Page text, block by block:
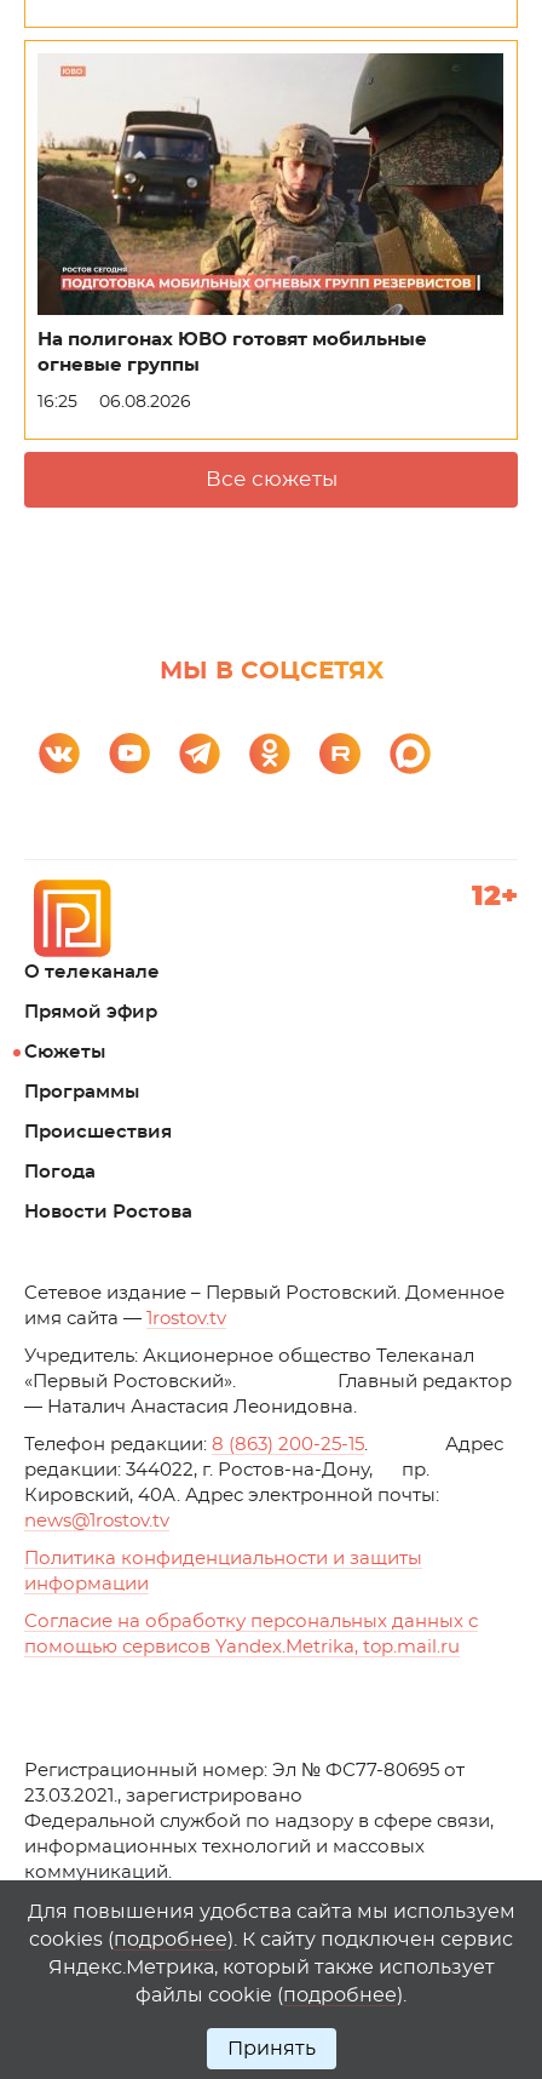
На полигонах ЮВО готовят мобильные
огневые группы
16:25 06.08.2026
Все сюжеты
МЫ В СОЦСЕТЯХ
О телеканале
Прямой эфир
Сюжеты
Программы
Происшествия
Погода
Новости Ростова
12+
Cетевое издание – Первый Ростовский. Доменное
имя сайта —
1rostov.tv
Учредитель: Акционерное общество Телеканал
«Первый Ростовский». Главный редактор
— Наталич Анастасия Леонидовна.
Телефон редакции: 8 (863) 200-25-15. Адрес
редакции: 344022, г. Ростов-на-Дону, пр.
Кировский, 40А. Адрес электронной почты:
news@1rostov.tv
Политика конфиденциальности и защиты
информации
Согласие на обработку персональных данных с
помощью сервисов Yandex.Metrika, top.mail.ru
Регистрационный номер: Эл № ФС77-80695 от
23.03.2021., зарегистрировано
Федеральной службой по надзору в сфере связи,
информационных технологий и массовых
коммуникаций.
© АО Телеканал «Первый Ростовский» (2021-2025)
Любое использование материалов сайта возможно
только при указании гиперссылки на1rostov.tv
Для повышения удобства сайта мы используем
cookies (подробнее). К сайту подключен сервис
Яндекс.Метрика, который также использует
файлы cookie (подробнее).
Принять